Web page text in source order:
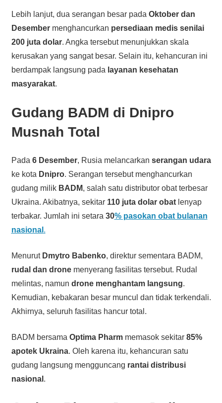
Lebih lanjut, dua serangan besar pada Oktober dan
Desembermenghancurkan persediaan medis senilai
200 juta dolar. Angka tersebut menunjukkan skala
kerusakan yang sangat besar. Selain itu, kehancuran ini
berdampak langsung pada layanan kesehatan
masyarakat.
Gudang BADM di Dnipro
Musnah Total
Pada 6 Desember, Rusia melancarkan serangan udara
ke kota Dnipro. Serangan tersebut menghancurkan
gudang milik BADM, salah satu distributor obat terbesar
Ukraina. Akibatnya, sekitar 110 juta dolar obatlenyap
terbakar. Jumlah ini setara 30% pasokan obat bulanan
nasional .
Menurut Dmytro Babenko, direktur sementara BADM,
rudal dan dronemenyerang fasilitas tersebut. Rudal
melintas, namun drone menghantam langsung.
Kemudian, kebakaran besar muncul dan tidak terkendali.
Akhirnya, seluruh fasilitas hancur total.
BADM bersama Optima Pharmmemasok sekitar 85%
apotek Ukraina. Oleh karena itu, kehancuran satu
gudang langsung mengguncang rantai distribusi
nasional .